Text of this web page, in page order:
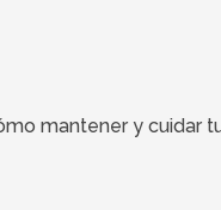
mantener y cuidar